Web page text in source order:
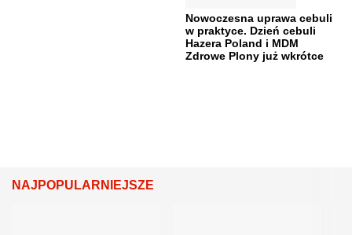
Nowoczesna uprawa cebuli
w praktyce. Dzień cebuli
Hazera Poland i MDM
Zdrowe Plony już wkrótce
NAJPOPULARNIEJSZE